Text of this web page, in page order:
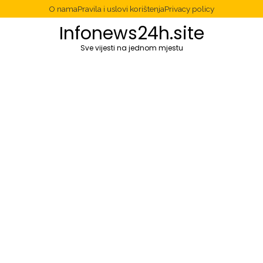
O namaPravila i uslovi korištenjaPrivacy policy
Infonews24h.site
Sve vijesti na jednom mjestu